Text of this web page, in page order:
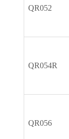
QR052
QR054R
QR056